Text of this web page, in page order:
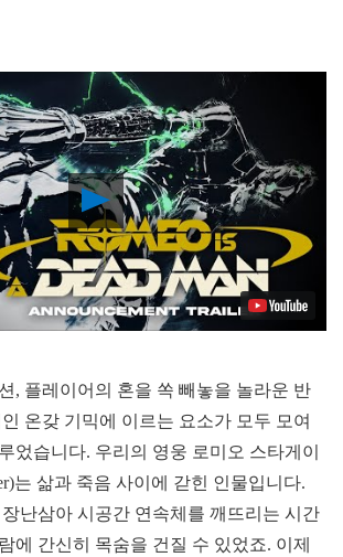
Play
Video
, 플레이어의 혼을 쏙 빼놓을 놀라운 반
온갖 기믹에 이르는 요소가 모두 모여
었습니다. 우리의 영웅 로미오 스타게이
는 삶과 죽음 사이에 갇힌 인물입니다.
난삼아 시공간 연속체를 깨뜨리는 시간
에 간신히 목숨을 건질 수 있었죠. 이제